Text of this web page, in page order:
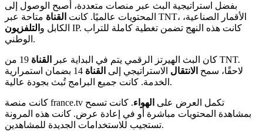
بفضل استراتيجية البث عبر منصات متعددة، أصبح الوصول إلى
المحتويات عالميًا. كانت القناة متاحة عبر TNT، الأقمار الصناعية،
الكابل و التلفزيون
IP. كانت هذه النهج تضمن تغطية كاملة للتراب
الوطني.
كان البث الهيرتز الرقمي يتم في البداية عبر القناة
19 من TNT.
لاحقًا، سمح الانتقال الاستراتيجي إلى القناة
14 بضمان استمرارية
الخدمة. كانت جميع البرامج تُبث بجودة عالية.
كانت منصة france.tv تكمل العرض على الهواء. كانت تسمح
بمشاهدة المحتويات مباشرة أو في إعادة عرض. كانت هذه المرونة
تستجيب للاستخدامات الجديدة للمشاهدين.